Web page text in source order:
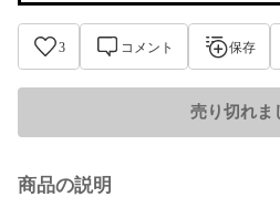
3 コメント 保存
売り切れま
商品の説明